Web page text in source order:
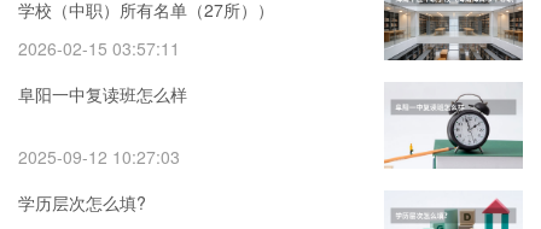
学校（中职）所有名单（27所））
2026-02-15 03:57:11
阜阳一中复读班怎么样
2025-09-12 10:27:03
学历层次怎么填?